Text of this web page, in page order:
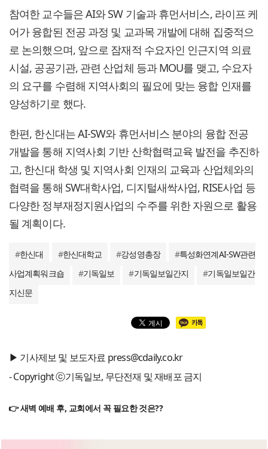
참여한 교수들은 AI와 SW 기술과 휴먼서비스, 라이프 케
어가 융합된 전공 과정 및 교과목 개발에 대해 집중적으
로 논의했으며, 앞으로 잠재적 수요자인 인근지역 의료
시설, 공공기관, 관련 산업체 등과 MOU를 맺고, 수요자
의 요구를 수렴해 지역사회의 필요에 맞는 융합 인재를
양성하기로 했다.
한편, 한신대는 AI-SW와 휴먼서비스 분야의 융합 전공
개발을 통해 지역사회 기반 산학협력교육 발전을 추진하
고, 한신대 학생 및 지역사회 인재의 교육과 산업체와의
협력을 통해 SW대학사업, 디지털새싹사업, RISE사업 등
다양한 정부재정지원사업의 수주를 위한 자원으로 활용
될 계획이다.
#한신대 #한신대학교 #강성영총장 #특성화연계AI-SW관련
사업계획워크숍
#기독일보 #기독일보일간지 #기독일보일간
지신문
▶ 기사제보 및 보도자료 press@cdaily.co.kr
- Copyright ⓒ기독일보, 무단전재 및 재배포 금지
👉 새벽 예배 후, 교회에서 꼭 필요한 것은??